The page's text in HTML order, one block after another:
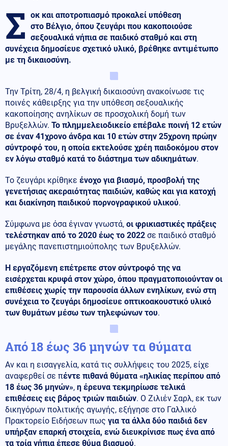
Σ οκ και αποτροπιασμό προκαλεί υπόθεση
στο Βέλγιο, όπου ζευγάρι που κακοποιούσε
σεξουαλικά νήπια σε παιδικό σταθμό και στη
συνέχεια δημοσίευε σχετικό υλικό, βρέθηκε αντιμέτωπο
με τη δικαιοσύνη.
Την Τρίτη, 28/4, η βελγική δικαιοσύνη ανακοίνωσε τις
ποινές κάθειρξης για την υπόθεση σεξουαλικής
κακοποίησης ανηλίκων σε προσχολική δομή των
Βρυξελλών. Το πλημμελειοδικείο επέβαλε ποινή 12 ετών
σε έναν 41χρονο άνδρα και 10 ετών στην 25χρονη πρώην
σύντροφό του, η οποία εκτελούσε χρέη παιδοκόμου στον
εν λόγω σταθμό κατά το διάστημα των αδικημάτων.
Το ζευγάρι κρίθηκε ένοχο για βιασμό, προσβολή της
γενετήσιας ακεραιότητας παιδιών, καθώς και για κατοχή
και διακίνηση παιδικού πορνογραφικού υλικού.
Σύμφωνα με όσα έγιναν γνωστά, οι φρικιαστικές πράξεις
τελέστηκαν από το 2020 έως το 2022 σε παιδικό σταθμό
μεγάλης πανεπιστημιούπολης των Βρυξελλών.
Η εργαζόμενη επέτρεπε στον σύντροφό της να
εισέρχεται κρυφά στον χώρο, όπου πραγματοποιούνταν οι
επιθέσεις χωρίς την παρουσία άλλων ενηλίκων, ενώ στη
συνέχεια το ζευγάρι δημοσίευε οπτικοακουστικό υλικό
των θυμάτων μέσω των τηλεφώνων του.
Από 18 έως 36 μηνών τα θύματα
Αν και η εισαγγελία, κατά τις συλλήψεις του 2025, είχε
αναφερθεί σε πέντε πιθανά θύματα «ηλικίας περίπου από
18 έως 36 μηνών», η έρευνα τεκμηρίωσε τελικά
επιθέσεις εις βάρος τριών παιδιών. Ο Ζιλιέν Σαρλ, εκ των
δικηγόρων πολιτικής αγωγής, εξήγησε στο Γαλλικό
Πρακτορείο Ειδήσεων πως για τα άλλα δύο παιδιά δεν
υπήρξαν επαρκή στοιχεία, ενώ διευκρίνισε πως ένα από
τα τρία νήπια έπεσε θύμα βιασμού.